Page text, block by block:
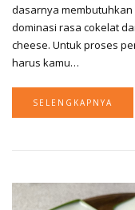
dasarnya
dominasi rasa cokelat
cheese. Untuk proses
harus kamu…
SELENGKAPNYA